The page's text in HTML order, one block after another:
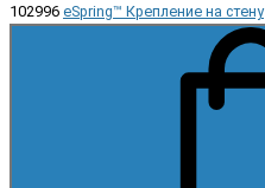
102996 eSpring™ Крепление на стену